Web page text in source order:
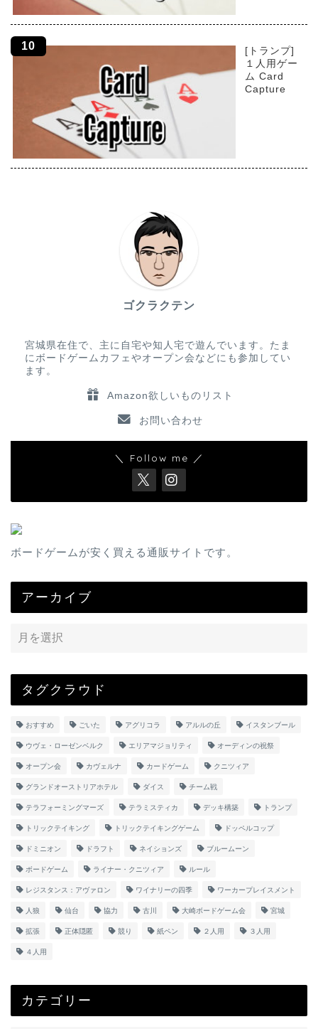
[トランプ]
１人用ゲー
ム Card
Capture
ゴクラクテン
宮城県在住で、主に自宅や知人宅で遊んでいます。たま
にボードゲームカフェやオープン会などにも参加してい
ます。
Amazon欲しいものリスト
お問い合わせ
＼ Follow me ／
ボードゲームが安く買える通販サイトです。
アーカイブ
タグクラウド
おすすめ ごいた アグリコラ アルルの丘 イスタンブール
ウヴェ・ローゼンベルク エリアマジョリティ オーディンの祝祭
オープン会 カヴェルナ カードゲーム クニツィア
グランドオーストリアホテル ダイス チーム戦
テラフォーミングマーズ テラミスティカ デッキ構築 トランプ
トリックテイキング トリックテイキングゲーム ドッペルコップ
ドミニオン ドラフト ネイションズ ブルームーン
ボードゲーム ライナー・クニツィア ルール
レジスタンス：アヴァロン ワイナリーの四季 ワーカープレイスメント
人狼 仙台 協力 古川 大崎ボードゲーム会 宮城
拡張 正体隠匿 競り 紙ペン ２人用 ３人用
４人用
カテゴリー